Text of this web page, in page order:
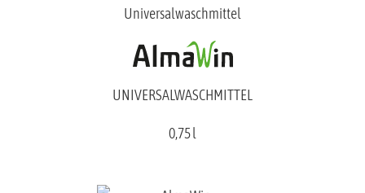
UNIVERSALWASCHMITTEL
0,75 l